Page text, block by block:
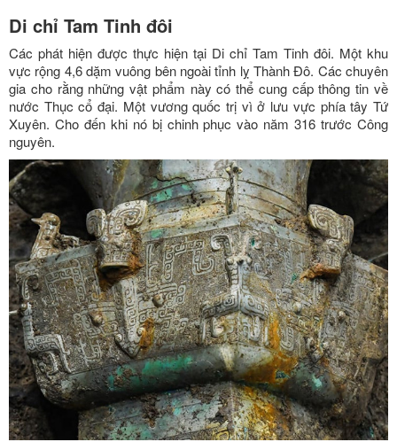
Di chỉ Tam Tinh đôi
Các phát hiện được thực hiện tại Di chỉ Tam Tinh đôi. Một khu
vực rộng 4,6 dặm vuông bên ngoài tỉnh lỵ Thành Đô. Các chuyên
gia cho rằng những vật phẩm này có thể cung cấp thông tin về
nước Thục cổ đại. Một vương quốc trị vì ở lưu vực phía tây Tứ
Xuyên. Cho đến khi nó bị chinh phục vào năm 316 trước Công
nguyên.